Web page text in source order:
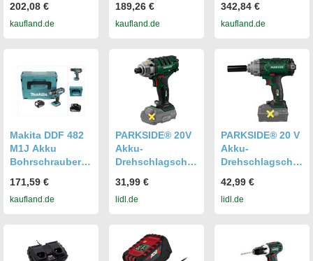
Akku 3,0 Ah +
Ladegerät +
202,08 €
kaufland.de
Akku 5,0 Ah +
Makpac - ohne
189,26 €
kaufland.de
Akku 6,0 Ah +
Ladegerät +
342,84 €
kaufland.de
Makita DDF 482
M1J Akku
Bohrschrauber
Akku 4,0 Ah +
Makpac - ohne
171,59 €
kaufland.de
PARKSIDE® 20V
Akku-
Drehschlagschra
Li B2«, ohne
Akku und
31,99 €
lidl.de
PARKSIDE® 20 V
Akku-
Drehschlagschra
Li C4«, ohne
Akku und
42,99 €
lidl.de